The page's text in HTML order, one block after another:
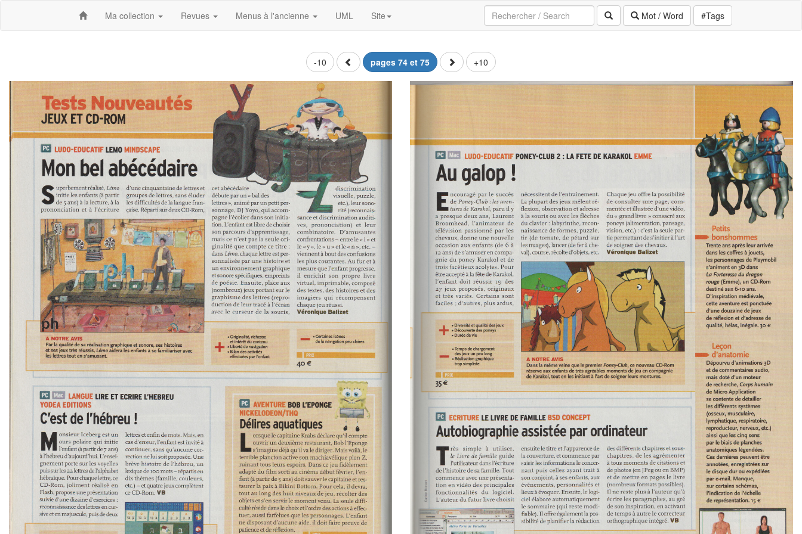
Ma collection Revues Menus à l'ancienne UML Site Mot / Word #Tags
-10 pages 74 et 75 +10